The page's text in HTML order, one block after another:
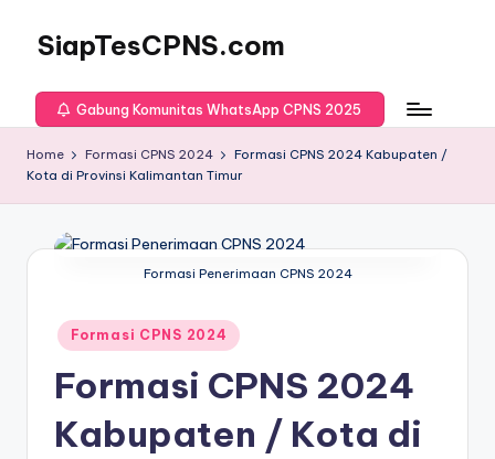
SiapTesCPNS.com
Gabung Komunitas WhatsApp CPNS 2025
Home Formasi CPNS 2024
Formasi CPNS 2024 Kabupaten /
Kota di Provinsi Kalimantan Timur
Formasi Penerimaan CPNS 2024
Posted
in
Formasi CPNS 2024
Formasi CPNS 2024
Kabupaten / Kota di